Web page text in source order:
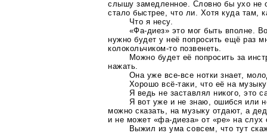
слышу замедленное. Словно бы ухо не
стало быстрее, что ли. Хотя куда там,
Что я несу.
«Фа-диез» это мог быть вполне.
нужно будет у неё попросить ещё раз
колокольчиком-то позвенеть.
Можно будет её попросить за
нажать.
Она уже все-все нотки знает,
Хорошовсё-таки , что её на
Я ведь не заставлял никого, это
Я вот уже и не знаю, ошибся или
можно сказать, на музыку отдают, а
и не может «фа-диеза» от «ре» на слух
Выжил из ума совсем, что тут